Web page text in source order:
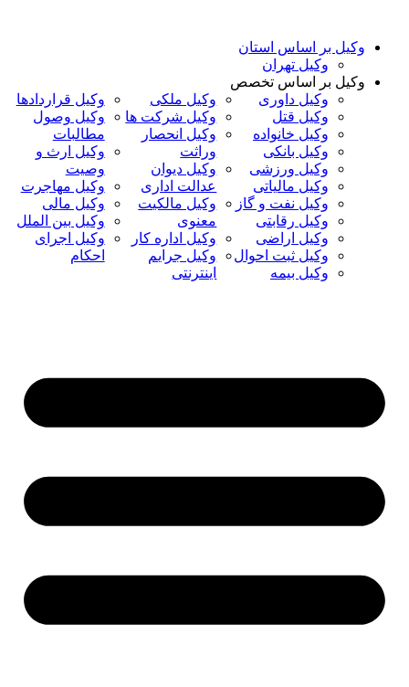
وکیل بر اساس استان
وکیل تهران
وکیل بر اساس تخصص
وکیل داوری
وکیل قتل
وکیل خانواده
وکیل بانکی
وکیل ورزشی
وکیل مالیاتی
وکیل نفت و گاز
وکیل رقابتی
وکیل اراضی
وکیل ثبت احوال
وکیل بیمه
وکیل ملکی
وکیل شرکت ها
وکیل انحصار
وراثت
وکیل دیوان
عدالت اداری
وکیل مالکیت
معنوی
وکیل اداره کار
وکیل جرایم
اینترنتی
وکیل قراردادها
وکیل وصول
مطالبات
وکیل ارث و
وصیت
وکیل مهاجرت
وکیل مالی
وکیل بین الملل
وکیل اجرای
احکام